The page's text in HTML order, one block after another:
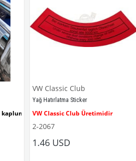
kaplumbağa modelleri ile uyumludur.
VW Classic Club
Yağ Hatırlatma Sticker
VW Classic Club Üretimidir
2-2067
1.46 USD